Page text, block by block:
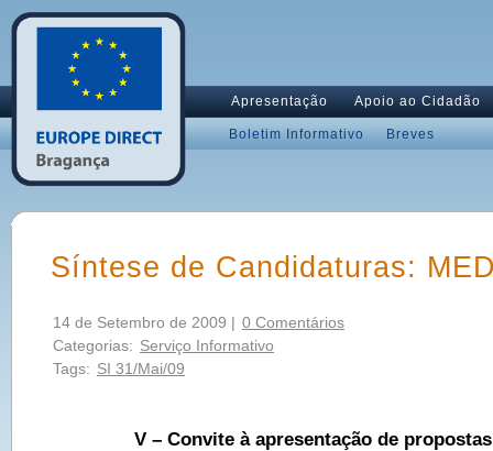
Apresentação Apoio ao Cidadão
Boletim Informativo Breves
Síntese de Candidaturas:
14 de Setembro de 2009 | 0 Comentários
Categorias: Serviço Informativo
Tags: SI 31/Mai/09
V – Convite à apresentação de propostas